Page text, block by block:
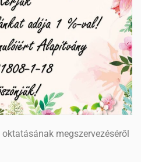
megszervezéséről